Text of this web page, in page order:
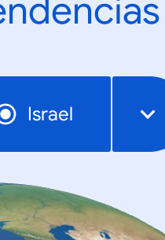
Israel